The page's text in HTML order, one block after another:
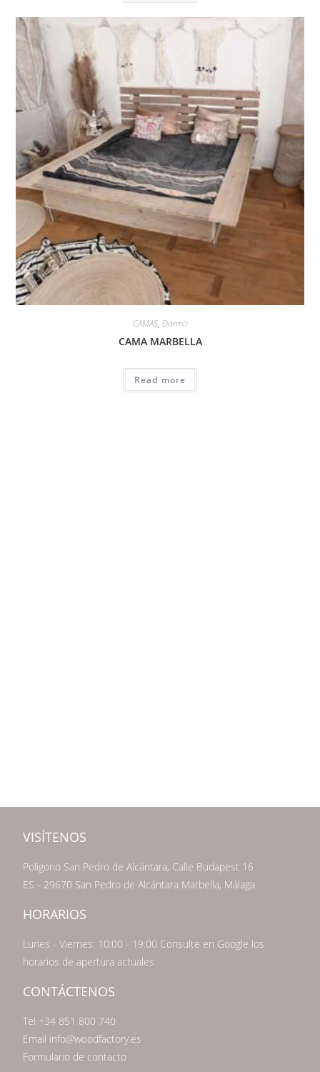
CAMAS, Dormir
CAMA MARBELLA
Read more
VISÍTENOS
Poligono San Pedro de Alcántara, Calle Budapest 16
ES - 29670 San Pedro de Alcántara Marbella, Málaga
HORARIOS
Lunes - Viernes: 10:00 - 19:00 Consulte en Google los
horarios de apertura actuales
CONTÁCTENOS
Tel +34 851 800 740
Email info@woodfactory.es
Formulario de contacto